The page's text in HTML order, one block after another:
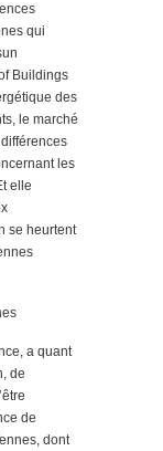
qui
Buildings
des
le marché
les
elle
se heurtent
a quant
de
de
dont